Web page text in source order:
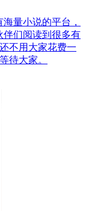
量小说的平台，
伴们阅读到很多有
不用大家花费一
待大家。